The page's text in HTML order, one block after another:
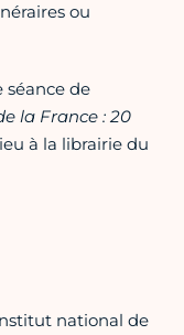
ou
séance de
la France : 20
à la librairie du
national de